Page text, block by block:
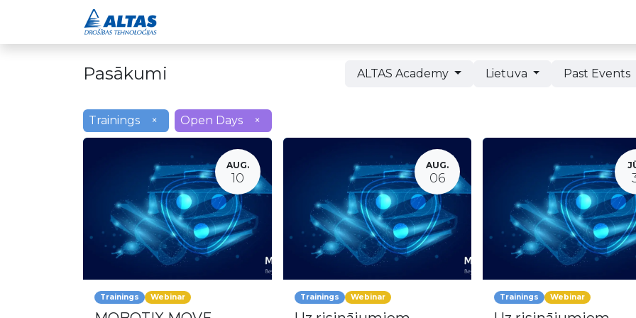
Pasākumi ALTAS Academy Lietuva Past Events
Trainings × Open Days ×
AUG.
10
Trainings Webinar
AUG.
06
Trainings Webinar Trainings Webinar